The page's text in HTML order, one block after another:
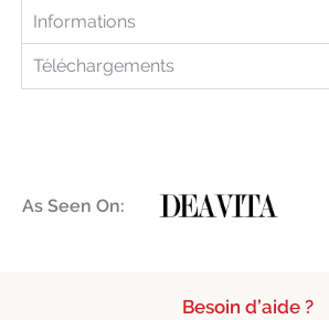
Informations
Téléchargements
As Seen On:
Besoin d’aide ?